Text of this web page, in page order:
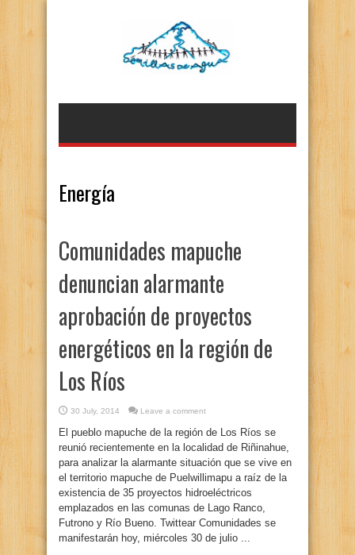
Energía
Comunidades mapuche
denuncian alarmante
aprobación de proyectos
energéticos en la región de
Los Ríos
30 July, 2014 Leave a comment
El pueblo mapuche de la región de Los Ríos se
reunió recientemente en la localidad de Riñinahue,
para analizar la alarmante situación que se vive en
el territorio mapuche de Puelwillimapu a raíz de la
existencia de 35 proyectos hidroeléctricos
emplazados en las comunas de Lago Ranco,
Futrono y Río Bueno. Twittear Comunidades se
manifestarán hoy, miércoles 30 de julio ...